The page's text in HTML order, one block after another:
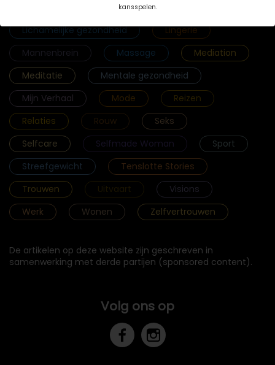
kansspelen.Lichaam
Lichamelijke gezondheid
Lingerie
Mannenbrein
Massage
Mediation
Meditatie
Mentale gezondheid
Mijn Verhaal
Mode
Reizen
Relaties
Rouw
Seks
Selfcare
Selfmade Woman
Sport
Streefgewicht
Tenslotte Stories
Trouwen
Uitvaart
Visions
Werk
Wonen Zelfvertrouwen
De artikelen op deze website zijn geschreven in
samenwerking met derde partijen (sponsored content).
Volg ons op